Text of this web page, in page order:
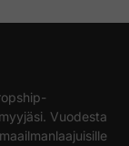
Vuodesta